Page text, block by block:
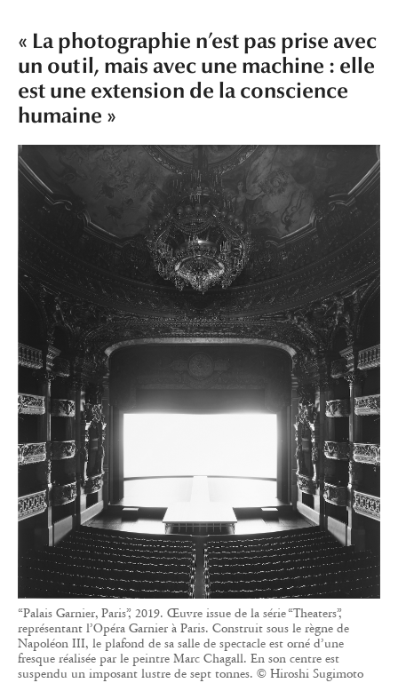
« La photographie n’est pas prise avec
un outil, mais avec une machine : elle
est une extension de la conscience
humaine »
“Palais Garnier, Paris”, 2019. Œuvre issue de la série “Theaters”,
représentant l’Opéra Garnier à Paris. Construit sous le règne de
Napoléon III, le plafond de sa salle de spectacle est orné d’une
fresque réalisée par le peintre Marc Chagall. En son centre est
suspendu un imposant lustre de sept tonnes. © Hiroshi Sugimoto